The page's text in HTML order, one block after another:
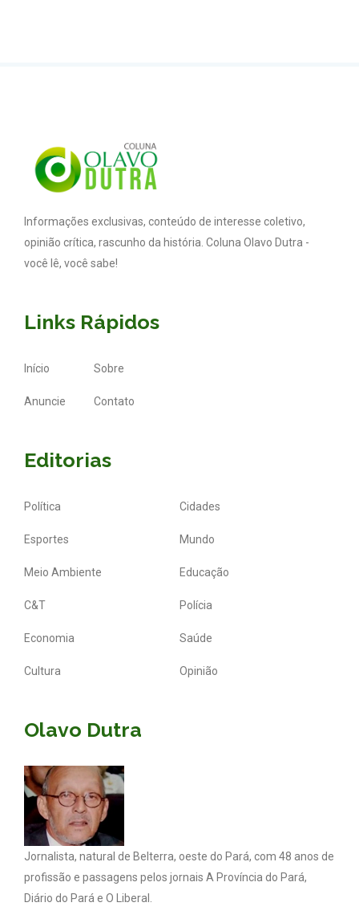
Informações exclusivas, conteúdo de interesse coletivo,
opinião crítica, rascunho da história. Coluna Olavo Dutra -
você lê, você sabe!
Links Rápidos
Início Sobre
Anuncie Contato
Editorias
Política Cidades
Esportes Mundo
Meio Ambiente Educação
C&T Polícia
Economia Saúde
Cultura Opinião
Olavo Dutra
Jornalista, natural de Belterra, oeste do Pará, com 48 anos de
profissão e passagens pelos jornais A Província do Pará,
Diário do Pará e O Liberal.